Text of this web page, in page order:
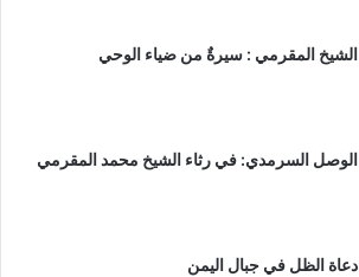
الشيخ المقرمي : سيرةٌ من ضياء الوحي
الوصل السرمدي: في رثاء الشيخ محمد المقرمي
دعاة الظل في جبال اليمن